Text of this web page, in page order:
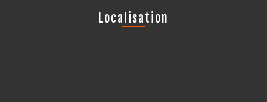
Localisation